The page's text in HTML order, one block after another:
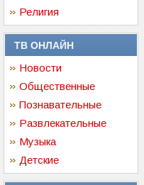
Религия
ТВ ОНЛАЙН
Новости
Общественные
Познавательные
Развлекательные
Музыка
Детские